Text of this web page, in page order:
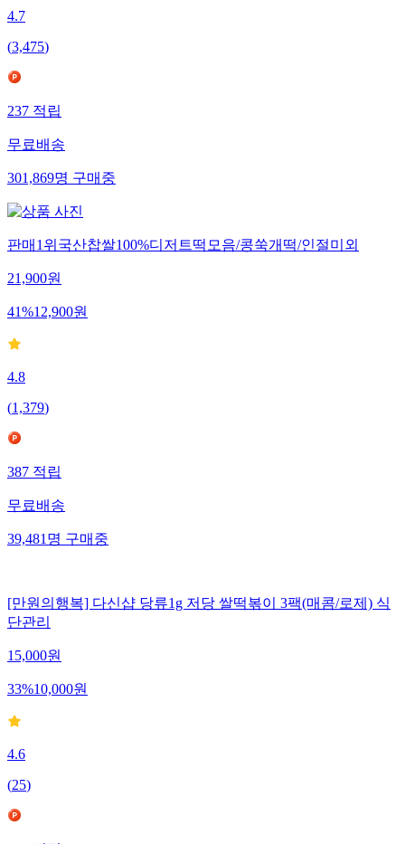
4.7
(3,475)
237 적립
무료배송
301,869명 구매중
판매1위국산찹쌀100%디저트떡모음/콩쑥개떡/인절미외
21,900원
41%12,900원
4.8
(1,379)
387 적립
무료배송
39,481 명 구매중
[만원의행복] 다신샵 당류1g 저당 쌀떡볶이 3팩(매콤/로제) 식
단관리
15,000원
33%10,000원
4.6
(25)